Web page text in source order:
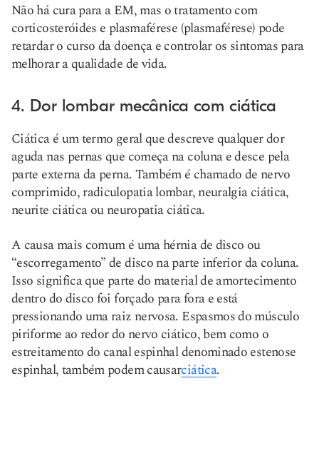
Não há cura para a EM, mas o tratamento com
corticosteróides e plasmaférese (plasmaférese) pode
retardar o curso da doença e controlar os sintomas para
melhorar a qualidade de vida.
4. Dor lombar mecânica com ciática
Ciática é um termo geral que descreve qualquer dor
aguda nas pernas que começa na coluna e desce pela
parte externa da perna. Também é chamado de nervo
comprimido, radiculopatia lombar, neuralgia ciática,
neurite ciática ou neuropatia ciática.
A causa mais comum é uma hérnia de disco ou
“escorregamento” de disco na parte inferior da coluna.
Isso significa que parte do material de amortecimento
dentro do disco foi forçado para fora e está
pressionando uma raiz nervosa. Espasmos do músculo
piriforme ao redor do nervo ciático, bem como o
estreitamento do canal espinhal denominado estenose
espinhal, também podem causarciática.